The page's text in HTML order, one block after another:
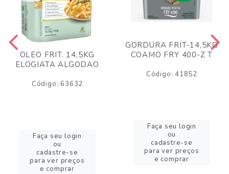
OLEO FRIT. 14,5KG
ELOGIATA ALGODAO
Código: 63632
Faça seu login
ou
cadastre-se
para ver preços
e comprar
GORDURA FRIT-14,5KG
COAMO FRY 400-Z T
Código: 41852
Faça seu login
ou
cadastre-se
para ver preços
e comprar